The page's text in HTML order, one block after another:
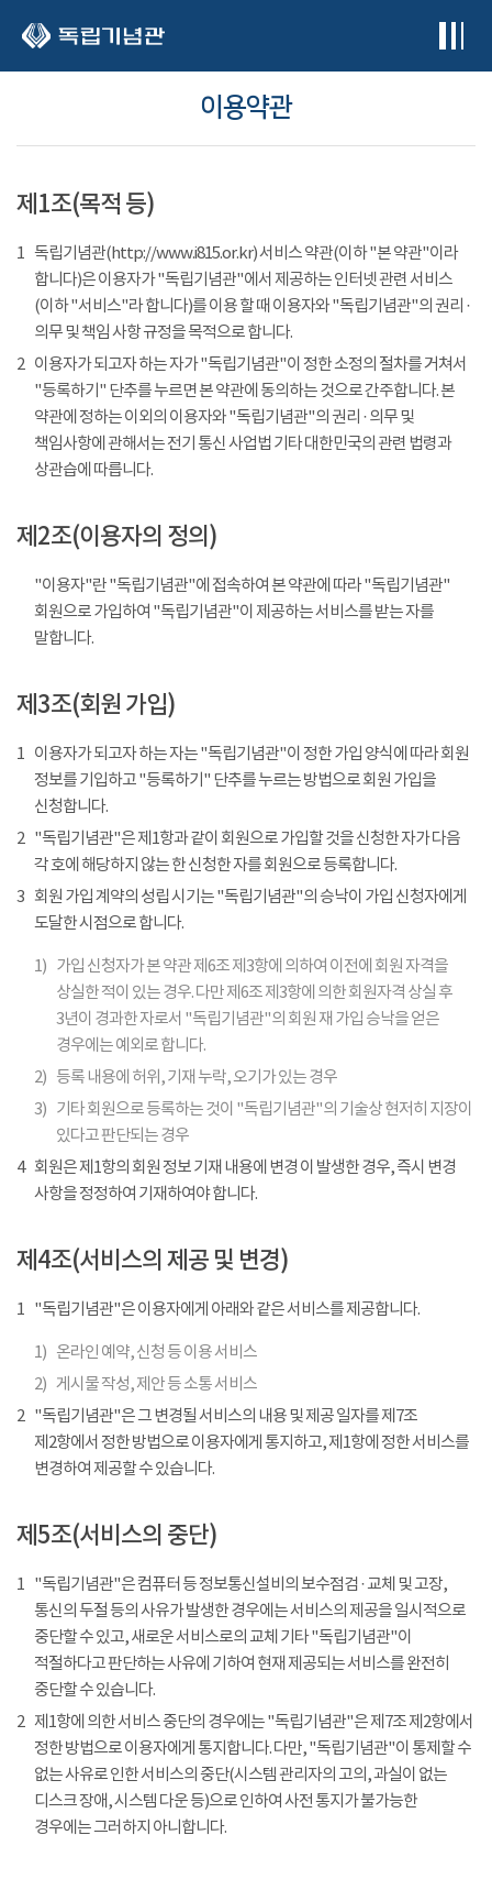
이용약관
제1조(목적 등)
1 독립기념관(http://www.i815.or.kr) 서비스 약관(이하 "본 약관"이라
합니다)은 이용자가 "독립기념관"에서 제공하는 인터넷 관련 서비스
(이하 "서비스"라 합니다)를 이용 할 때 이용자와 "독립기념관"의 권리 ·
의무 및 책임 사항 규정을 목적으로 합니다.
2 이용자가 되고자 하는 자가 "독립기념관"이 정한 소정의 절차를 거쳐서
"등록하기" 단추를 누르면 본 약관에 동의하는 것으로 간주합니다. 본
약관에 정하는 이외의 이용자와 "독립기념관"의 권리 · 의무 및
책임사항에 관해서는 전기 통신 사업법 기타 대한민국의 관련 법령과
상관습에 따릅니다.
제2조(이용자의 정의)
"이용자"란 "독립기념관"에 접속하여 본 약관에 따라 "독립기념관"
회원으로 가입하여 "독립기념관"이 제공하는 서비스를 받는 자를
말합니다.
제3조(회원 가입)
1 이용자가 되고자 하는 자는 "독립기념관"이 정한 가입 양식에 따라 회원
정보를 기입하고 "등록하기" 단추를 누르는 방법으로 회원 가입을
신청합니다.
2 "독립기념관"은 제1항과 같이 회원으로 가입할 것을 신청한 자가 다음
각 호에 해당하지 않는 한 신청한 자를 회원으로 등록합니다.
3 회원 가입 계약의 성립 시기는 "독립기념관"의 승낙이 가입 신청자에게
도달한 시점으로 합니다.
1) 가입 신청자가 본 약관 제6조 제3항에 의하여 이전에 회원 자격을
상실한 적이 있는 경우. 다만 제6조 제3항에 의한 회원자격 상실 후
3년이 경과한 자로서 "독립기념관"의 회원 재 가입 승낙을 얻은
경우에는 예외로 합니다.
2) 등록 내용에 허위, 기재 누락, 오기가 있는 경우
3) 기타 회원으로 등록하는 것이 "독립기념관"의 기술상 현저히 지장이
있다고 판단되는 경우
4
회원은 제1항의 회원 정보 기재 내용에 변경 이 발생한 경우, 즉시 변경
사항을 정정하여 기재하여야 합니다.
제4조(서비스의 제공 및 변경)
1 "독립기념관"은 이용자에게 아래와 같은 서비스를 제공합니다.
1) 온라인 예약, 신청 등 이용 서비스
2) 게시물 작성, 제안 등 소통 서비스
2 "독립기념관"은 그 변경될 서비스의 내용 및 제공 일자를 제7조
제2항에서 정한 방법으로 이용자에게 통지하고, 제1항에 정한 서비스를
변경하여 제공할 수 있습니다.
제5조(서비스의 중단)
1 "독립기념관"은 컴퓨터 등 정보통신설비의 보수점검 · 교체 및 고장,
통신의 두절 등의 사유가 발생한 경우에는 서비스의 제공을 일시적으로
중단할 수 있고, 새로운 서비스로의 교체 기타 "독립기념관"이
적절하다고 판단하는 사유에 기하여 현재 제공되는 서비스를 완전히
중단할 수 있습니다.
2 제1항에 의한 서비스 중단의 경우에는 "독립기념관"은 제7조 제2항에서
정한 방법으로 이용자에게 통지합니다. 다만, "독립기념관"이 통제할 수
없는 사유로 인한 서비스의 중단(시스템 관리자의 고의, 과실이 없는
디스크 장애, 시스템 다운 등)으로 인하여 사전 통지가 불가능한
경우에는 그러하지 아니합니다.